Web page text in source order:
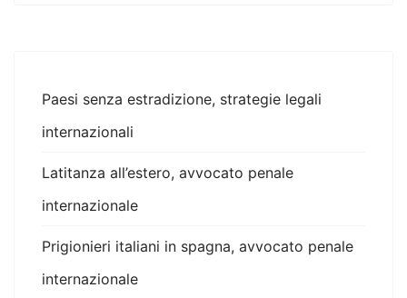
Paesi senza estradizione, strategie legali
internazionali
Latitanza all’estero, avvocato penale
internazionale
Prigionieri italiani in spagna, avvocato penale
internazionale